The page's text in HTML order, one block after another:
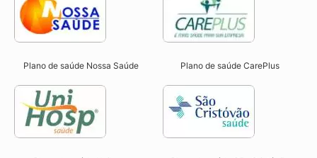
Plano de saúde Nossa Saúde Plano de saúde CarePlus